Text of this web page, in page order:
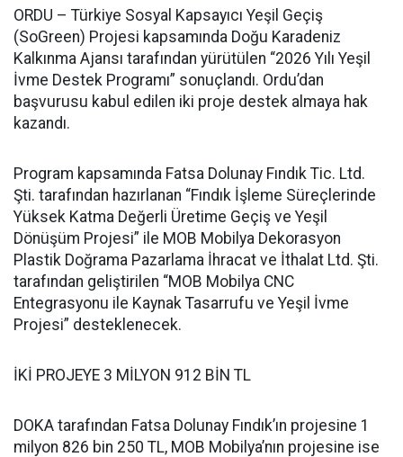
ORDU – Türkiye Sosyal Kapsayıcı Yeşil Geçiş
(SoGreen) Projesi kapsamında Doğu Karadeniz
Kalkınma Ajansı tarafından yürütülen “2026 Yılı Yeşil
İvme Destek Programı” sonuçlandı. Ordu’dan
başvurusu kabul edilen iki proje destek almaya hak
kazandı.
Program kapsamında Fatsa Dolunay Fındık Tic. Ltd.
Şti. tarafından hazırlanan “Fındık İşleme Süreçlerinde
Yüksek Katma Değerli Üretime Geçiş ve Yeşil
Dönüşüm Projesi” ile MOB Mobilya Dekorasyon
Plastik Doğrama Pazarlama İhracat ve İthalat Ltd. Şti.
tarafından geliştirilen “MOB Mobilya CNC
Entegrasyonu ile Kaynak Tasarrufu ve Yeşil İvme
Projesi” desteklenecek.
İKİ PROJEYE 3 MİLYON 912 BİN TL
DOKA tarafından Fatsa Dolunay Fındık’ın projesine 1
milyon 826 bin 250 TL, MOB Mobilya’nın projesine ise